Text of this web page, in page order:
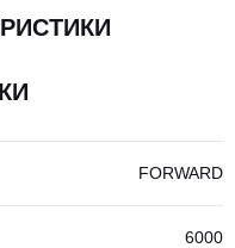
FORWARD
6000